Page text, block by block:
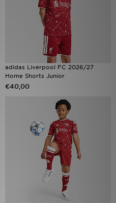
adidas Liverpool FC 2026/27
Home Shorts Junior
€40,00